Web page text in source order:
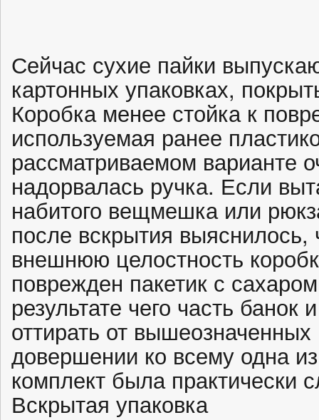
Сейчас сухие пайки
картонных упаковках,
Коробка менее стойка к
используемая ранее
рассматриваемом варианте
надорвалась ручка. Если
набитого вещмешка или
после вскрытия выяснилось,
внешнюю целостность
поврежден пакетик с
результате чего часть
оттирать от
довершении ко всему одна
комплект была практически
Вскрытая упаковка